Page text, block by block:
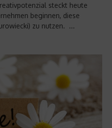
steckt heute
beginnen, diese
zu nutzen. ...